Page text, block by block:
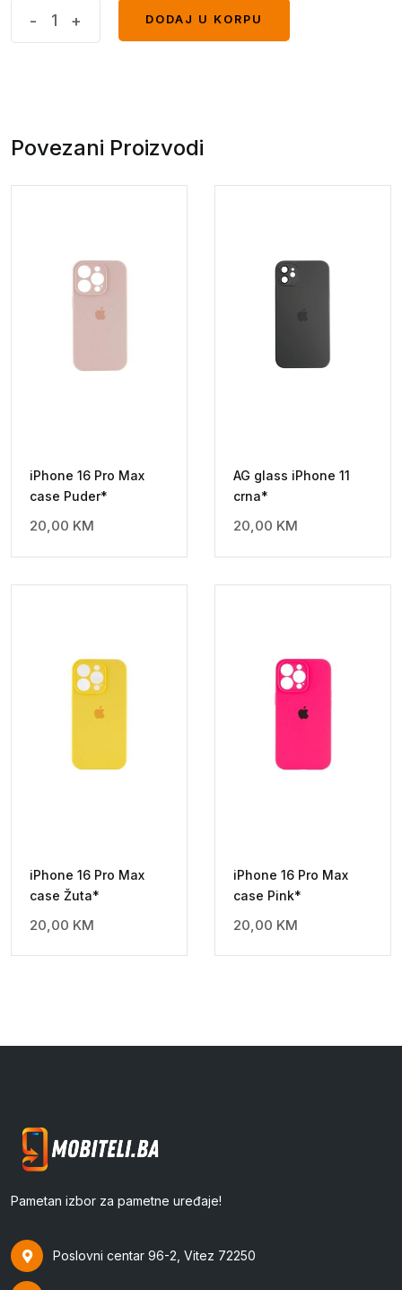
maskica
- +
DODAJ U KORPU
Povezani Proizvodi
iPhone 16 Pro Max
case Puder*
20,00 KM
AG glass iPhone 11
crna*
20,00 KM
iPhone 16 Pro Max
case Žuta*
20,00 KM
iPhone 16 Pro Max
case Pink*
20,00 KM
Pametan izbor za pametne uređaje!
Poslovni centar 96-2, Vitez 72250